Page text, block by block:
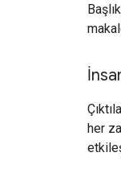
her